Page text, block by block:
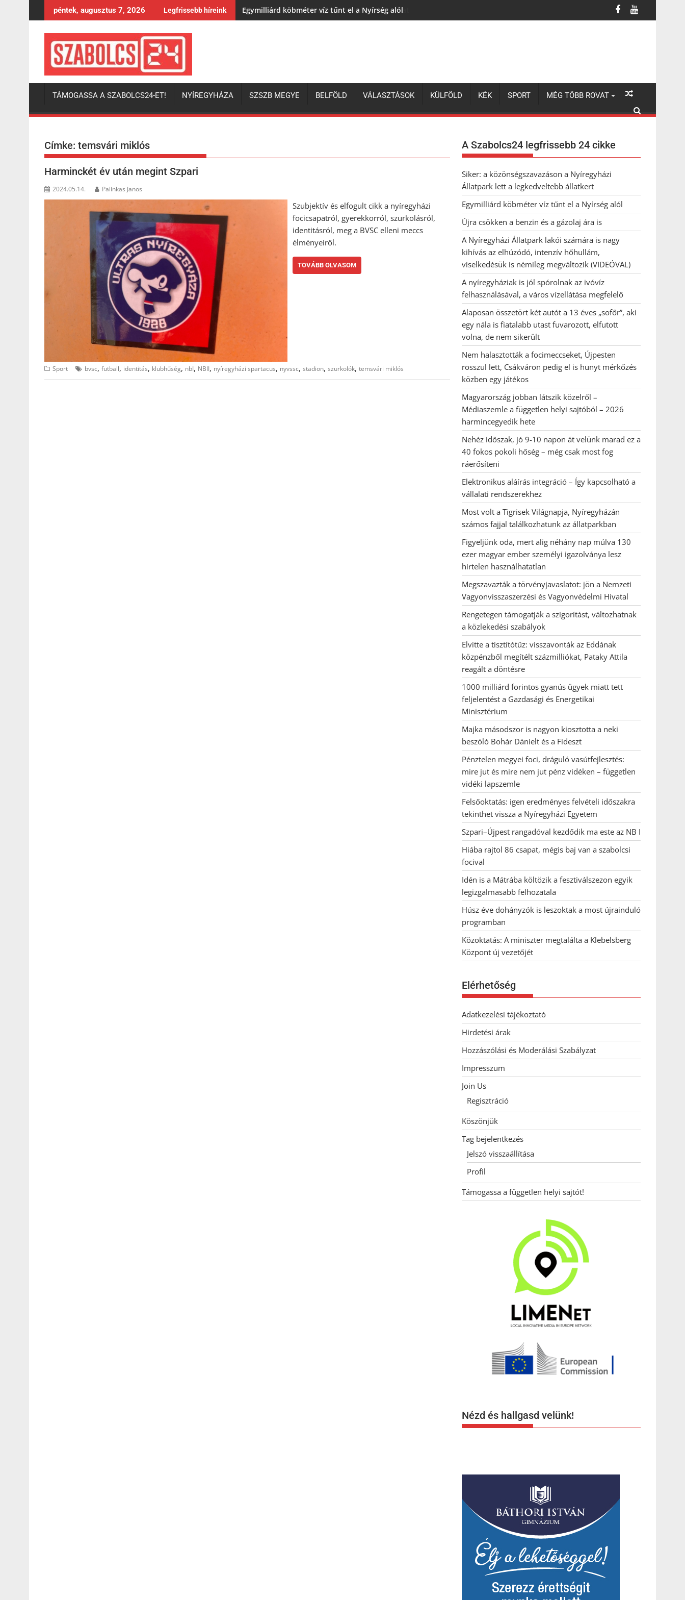
to
péntek, augusztus 7, 2026 Legfrissebb híreink Egymilliárd köbméter víz tűnt el a Nyírség alól
TÁMOGASSA A SZABOLCS24-ET! NYÍREGYHÁZA SZSZB MEGYE BELFÖLD VÁLASZTÁSOK KÜLFÖLD KÉK SPORT MÉG TÖBB ROVAT
Címke: temsvári miklós
Harminckét év után megint Szpari
2024.05.14. Palinkas Janos
Szubjektív és elfogult cikk a nyíregyházi
focicsapatról, gyerekkorról, szurkolásról,
identitásról, meg a BVSC elleni meccs
élményeiről.
TOVÁBB OLVASOM
Sport bvsc, futball, identitás, klubhűség, nbI, NBII, nyíregyházi spartacus, nyvssc, stadion, szurkolók, temsvári miklós
A Szabolcs24 legfrissebb 24 cikke
Siker: a közönségszavazáson a Nyíregyházi
Állatpark lett a legkedveltebb állatkert
Egymilliárd köbméter víz tűnt el a Nyírség alól
Újra csökken a benzin és a gázolaj ára is
A Nyíregyházi Állatpark lakói számára is nagy
kihívás az elhúzódó, intenzív hőhullám,
viselkedésük is némileg megváltozik (VIDEÓVAL)
A nyíregyháziak is jól spórolnak az ivóvíz
felhasználásával, a város vízellátása megfelelő
Alaposan összetört két autót a 13 éves „sofőr”, aki
egy nála is fiatalabb utast fuvarozott, elfutott
volna, de nem sikerült
Nem halasztották a focimeccseket, Újpesten
rosszul lett, Csákváron pedig el is hunyt mérkőzés
közben egy játékos
Magyarország jobban látszik közelről –
Médiaszemle a független helyi sajtóból – 2026
harmincegyedik hete
Nehéz időszak, jó 9-10 napon át velünk marad ez a
40 fokos pokoli hőség – még csak most fog
ráerősíteni
Elektronikus aláírás integráció – Így kapcsolható a
vállalati rendszerekhez
Most volt a Tigrisek Világnapja, Nyíregyházán
számos fajjal találkozhatunk az állatparkban
Figyeljünk oda, mert alig néhány nap múlva 130
ezer magyar ember személyi igazolványa lesz
hirtelen használhatatlan
Megszavazták a törvényjavaslatot: jön a Nemzeti
Vagyonvisszaszerzési és Vagyonvédelmi Hivatal
Rengetegen támogatják a szigorítást, változhatnak
a közlekedési szabályok
Elvitte a tisztítótűz: visszavonták az Eddának
közpénzből megítélt százmilliókat, Pataky Attila
reagált a döntésre
1000 milliárd forintos gyanús ügyek miatt tett
feljelentést a Gazdasági és Energetikai
Minisztérium
Majka másodszor is nagyon kiosztotta a neki
beszóló Bohár Dánielt és a Fideszt
Pénztelen megyei foci, dráguló vasútfejlesztés:
mire jut és mire nem jut pénz vidéken – független
vidéki lapszemle
Felsőoktatás: igen eredményes felvételi időszakra
tekinthet vissza a Nyíregyházi Egyetem
Szpari–Újpest rangadóval kezdődik ma este az NB I
Hiába rajtol 86 csapat, mégis baj van a szabolcsi
focival
Idén is a Mátrába költözik a fesztiválszezon egyik
legizgalmasabb felhozatala
Húsz éve dohányzók is leszoktak a most újrainduló
programban
Közoktatás: A miniszter megtalálta a Klebelsberg
Központ új vezetőjét
Elérhetőség
Adatkezelési tájékoztató
Hirdetési árak
Hozzászólási és Moderálási Szabályzat
Impresszum
Join Us
Regisztráció
Köszönjük
Tag bejelentkezés
Jelszó visszaállítása
Profil
Támogassa a független helyi sajtót!
Nézd és hallgasd velünk!